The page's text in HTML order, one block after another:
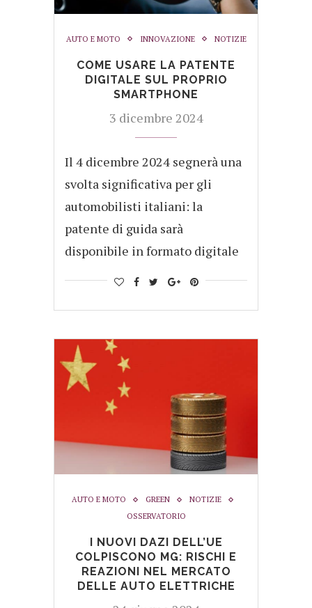
AUTO E MOTO INNOVAZIONE NOTIZIE
COME USARE LA PATENTE
DIGITALE SUL PROPRIO
SMARTPHONE
3 dicembre 2024
Il 4 dicembre 2024 segnerà una
svolta significativa per gli
automobilisti italiani: la
patente di guida sarà
disponibile in formato digitale
AUTO E MOTO GREEN
NOTIZIE
OSSERVATORIO
I NUOVI DAZI DELL’UE
COLPISCONO MG: RISCHI E
REAZIONI NEL MERCATO
DELLE AUTO ELETTRICHE